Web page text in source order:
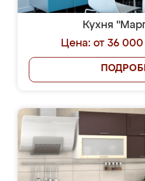
Кухня
Цена: от 36 000